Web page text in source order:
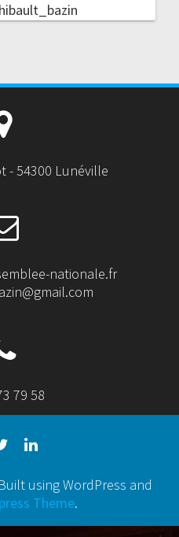
- 54300 Lunéville
nationale.fr
79 58
using WordPress and
Theme.